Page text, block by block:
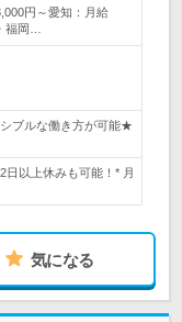
円～愛知：月給
福岡…
ブルな働き方が可能★
以上休みも可能！* 月
気になる